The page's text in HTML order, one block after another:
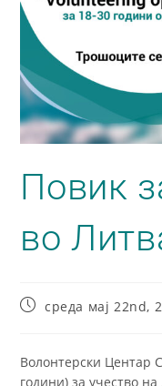
Повик
во
среда мај 22nd,
Волонтерски Центар
години) за учество